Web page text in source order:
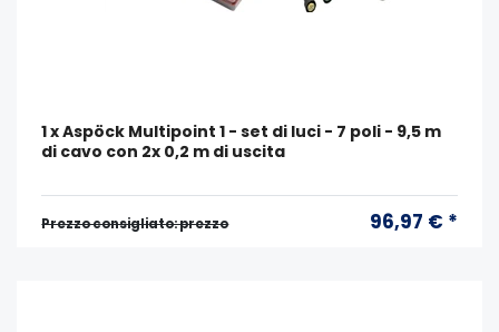
1 x Aspöck Multipoint 1 - set di luci - 7 poli - 9,5 m
di cavo con 2x 0,2 m di uscita
Prezzo consigliato: prezzo 96,97 € *